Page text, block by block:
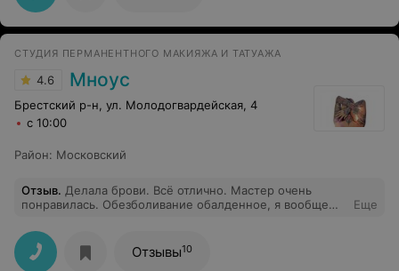
немаловажным аспектом является также чувство
юмора мастера, так как получается у меня всегда
процедуру и хочется расслабиться приятно провести
время и поговорить на отвлеченную тему. Так вот, уже
с первого посещения была приятно удивлена что в
данном салоне почти под домом я нашла все то что
мне нужно. Маникюр сделан очень хорошо, дизайн
выполнен именно так как я хотела, мне понравилось!
СТУДИЯ ПЕРМАНЕНТНОГО МАКИЯЖА И ТАТУАЖА
4.6 Мноус
Брестский р-н, ул. Молодогвардейская, 4
с 10:00
Район: Московский
Отзыв. Делала брови. Всё отлично. Мастер очень
понравилась. Обезболивание обалденное, я вообще
губ. Я думаю, что буду ходить только к этому мастеру.
Еще
Отзывы10